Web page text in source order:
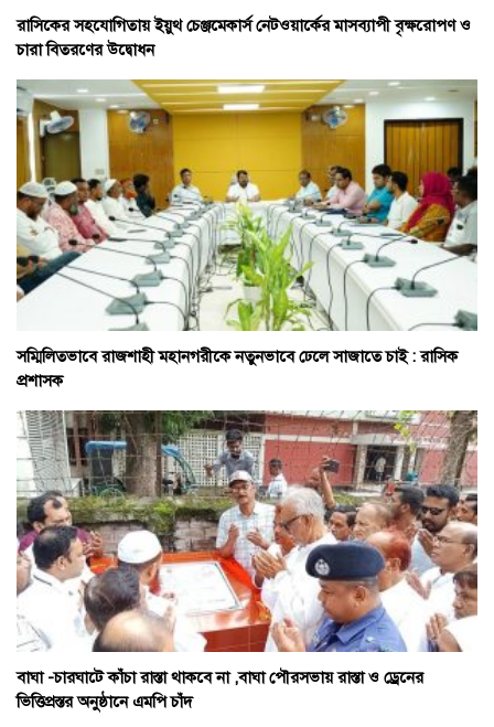
রাসিকের সহযোগিতায় ইয়ুথ চেঞ্জমেকার্স নেটওয়ার্কের মাসব্যাপী বৃক্ষরোপণ ও
চারা বিতরণের উদ্বোধন
সম্মিলিতভাবে রাজশাহী মহানগরীকে নতুনভাবে ঢেলে সাজাতে চাই : রাসিক
প্রশাসক
বাঘা -চারঘাটে কাঁচা রাস্তা থাকবে না ,বাঘা পৌরসভায় রাস্তা ও ড্রেনের
ভিত্তিপ্রস্তর অনুষ্ঠানে এমপি চাঁদ